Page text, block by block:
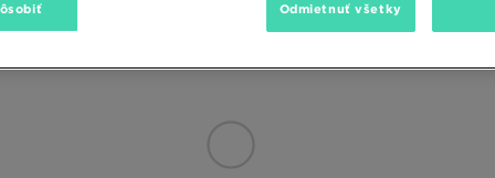
Odmietnuť všetky